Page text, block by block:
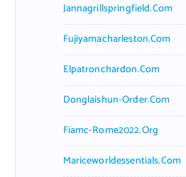
Jannagrillspringfield.com
Fujiyamacharleston.com
Elpatronchardon.com
Donglaishun-Order.com
Fiamc-Rome2022.org
Mariceworldessentials.com